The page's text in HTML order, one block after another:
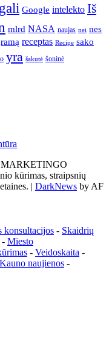
gali Google intelekto Iš
mlrd NASA naujas nei nes
receptas Recipe sako
yra šakutė šoninė
kūrimas, straipsnių
| DarkNews by AF
konsultacijos - Skaidrių
- Miesto
- Veidoskaita -
Kauno naujienos -